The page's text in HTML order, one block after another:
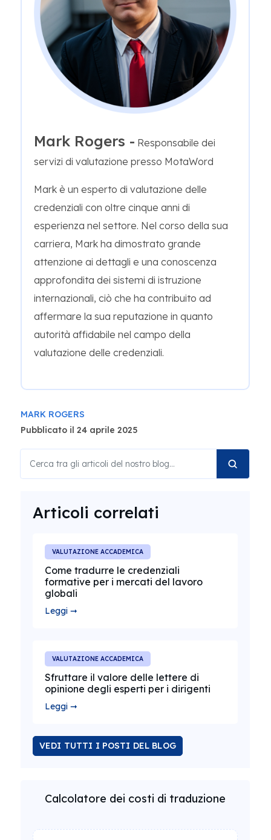
Mark Rogers - Responsabile dei
servizi di valutazione presso MotaWord
Mark è un esperto di valutazione delle
credenziali con oltre cinque anni di
esperienza nel settore. Nel corso della sua
carriera, Mark ha dimostrato grande
attenzione ai dettagli e una conoscenza
approfondita dei sistemi di istruzione
internazionali, ciò che ha contribuito ad
affermare la sua reputazione in quanto
autorità affidabile nel campo della
valutazione delle credenziali.
MARK ROGERS
Pubblicato il 24 aprile 2025
Articoli correlati
VALUTAZIONE ACCADEMICA
Come tradurre le credenziali
formative per i mercati del lavoro
globali
Leggi ➞
VALUTAZIONE ACCADEMICA
Sfruttare il valore delle lettere di
opinione degli esperti per i dirigenti
Leggi ➞
VEDI TUTTI I POSTI DEL BLOG
Calcolatore dei costi di traduzione